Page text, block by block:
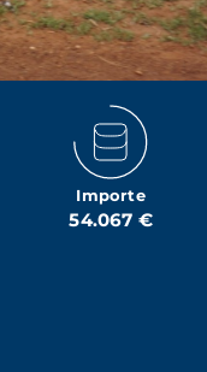
Importe
54.067 €